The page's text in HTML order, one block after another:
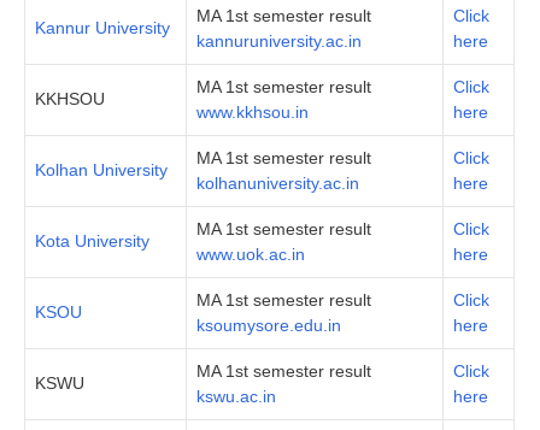
Kannur University
MA 1st semester result
kannuruniversity.ac.in
Click
here
KKHSOU
MA 1st semester result
www.kkhsou.in
Click
here
Kolhan University
MA 1st semester result
kolhanuniversity.ac.in
Click
here
Kota University
MA 1st semester result
www.uok.ac.in
Click
here
KSOU
MA 1st semester result
ksoumysore.edu.in
Click
here
KSWU
MA 1st semester result
kswu.ac.in
Click
here